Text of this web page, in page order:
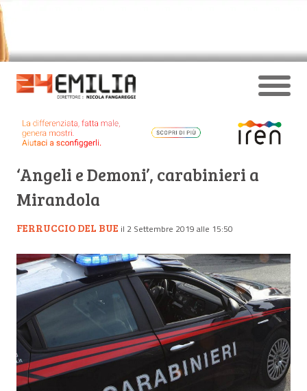
‘Angeli e Demoni’, carabinieri a
Mirandola
FERRUCCIO DEL BUE il 2 Settembre 2019 alle 15:50